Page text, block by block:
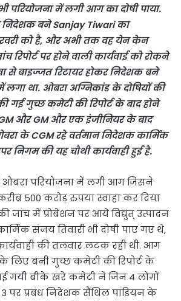
परियोजना में लगी आग का दोषी पाया.
बने Sanjay Tiwari का
को है, और अभी तक वह येन केन
रिपोर्ट पर होने वाली कार्यवाई को रोकने
से बाइज्जत रिटायर होकर निदेशक बने
था. ओबरा अग्निकांड के दोषियों की
गई गुच्छ कमेटी की रिपोर्ट के बाद होने
और GM और एक इंजीनियर के बाद
के CGM रहे वर्तमान निदेशक कार्मिक
निगम की यह चौथी कार्यवाही हुई है.
ओबरा परियोजना में लगी आग जिसने
500 करोड़ रुपया स्वाहा कर दिया
जांच में प्रोबेशन पर आये विद्युत् उत्पादन
संजय तिवारी भी दोषी पाए गए थे,
की तलवार लटक रही थी. आग
लिए बनी गुच्छ कमेटी की रिपोर्ट के
गयी बीके खरे कमेटी ने जिन 4 लोगों
3 पर प्रबंध निदेशक सैंथिल पांडियन के